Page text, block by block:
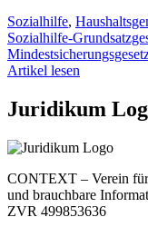
Sozialhilfe,
Sozialhilfe-
Artikel lesen
Juridikum
CONTEXT – Verein
und brauchbare
ZVR 499853636